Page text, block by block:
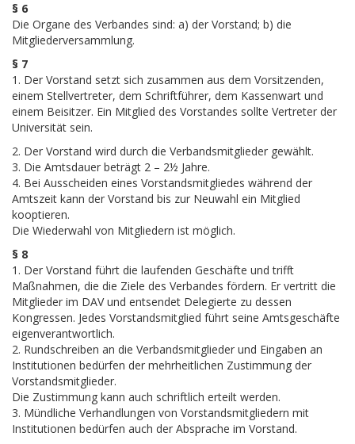
§ 6
Die Organe des Verbandes sind: a) der Vorstand; b) die
Mitgliederversammlung.
§ 7
1. Der Vorstand setzt sich zusammen aus dem Vorsitzenden,
einem Stellvertreter, dem Schriftführer, dem Kassenwart und
einem Beisitzer. Ein Mitglied des Vorstandes sollte Vertreter der
Universität sein.
2. Der Vorstand wird durch die Verbandsmitglieder gewählt.
3. Die Amtsdauer beträgt 2 – 2½ Jahre.
4. Bei Ausscheiden eines Vorstandsmitgliedes während der
Amtszeit kann der Vorstand bis zur Neuwahl ein Mitglied
kooptieren.
Die Wiederwahl von Mitgliedern ist möglich.
§ 8
1. Der Vorstand führt die laufenden Geschäfte und trifft
Maßnahmen, die die Ziele des Verbandes fördern. Er vertritt die
Mitglieder im DAV und entsendet Delegierte zu dessen
Kongressen. Jedes Vorstandsmitglied führt seine Amtsgeschäfte
eigenverantwortlich.
2. Rundschreiben an die Verbandsmitglieder und Eingaben an
Institutionen bedürfen der mehrheitlichen Zustimmung der
Vorstandsmitglieder.
Die Zustimmung kann auch schriftlich erteilt werden.
3. Mündliche Verhandlungen von Vorstandsmitgliedern mit
Institutionen bedürfen auch der Absprache im Vorstand.